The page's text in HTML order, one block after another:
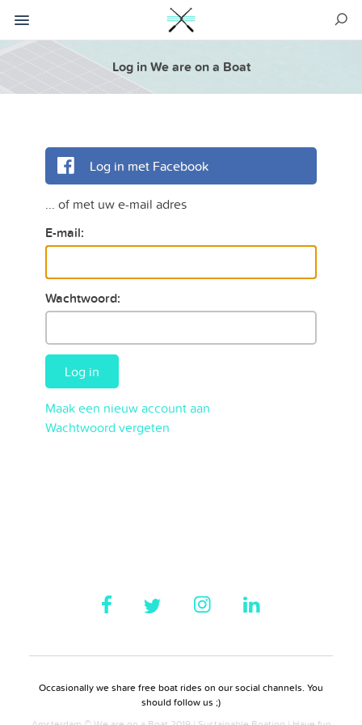
Log in We are on a Boat
Log in met Facebook
... of met uw e-mail adres
E-mail:
Wachtwoord:
Log in
Maak een nieuw account aan
Wachtwoord vergeten
Occasionally we share free boat rides on our social channels. You
should follow us ;)